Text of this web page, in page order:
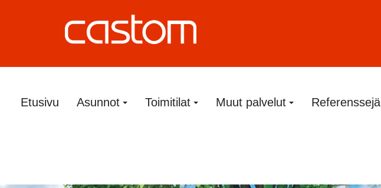
Etusivu Asunnot Toimitilat Muut palvelut Referenssejä